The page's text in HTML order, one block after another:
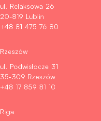
ul. Relaksowa 26
20-819 Lublin
+48 81 475 76 80
Rzeszów
ul. Podwisłocze 31
35-309 Rzeszów
+48 17 859 81 10
Riga